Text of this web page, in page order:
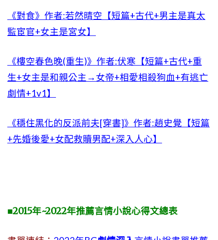
《對食》作者:若然晴空【短篇+古代+男主是真太
監宦官+女主是宮女】
《樓空春色晚(重生)》作者:伏寒【短篇+古代+重
生+女主是和親公主→女帝+相愛相殺狗血+有逃亡
劇情+1v1】
《穩住黑化的反派前夫[穿書]》作者:趙史覺【短篇
+先婚後愛+女配救贖男配+深入人心】
■2015年~2022年推薦言情小說心得文總表